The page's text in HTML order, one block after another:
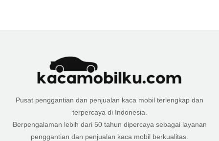
Pusat penggantian dan penjualan kaca mobil terlengkap dan
terpercaya di Indonesia.
Berpengalaman lebih dari 50 tahun dipercaya sebagai layanan
penggantian dan penjualan kaca mobil berkualitas.